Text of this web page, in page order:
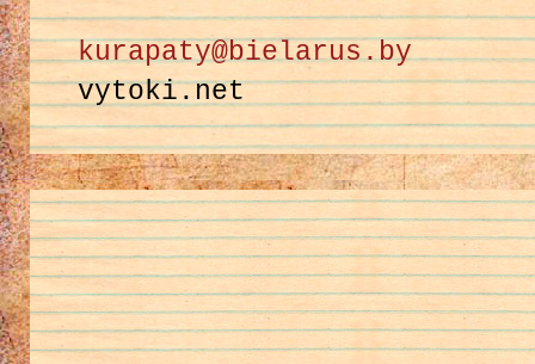
kurapaty@bielarus.by
vytoki.net